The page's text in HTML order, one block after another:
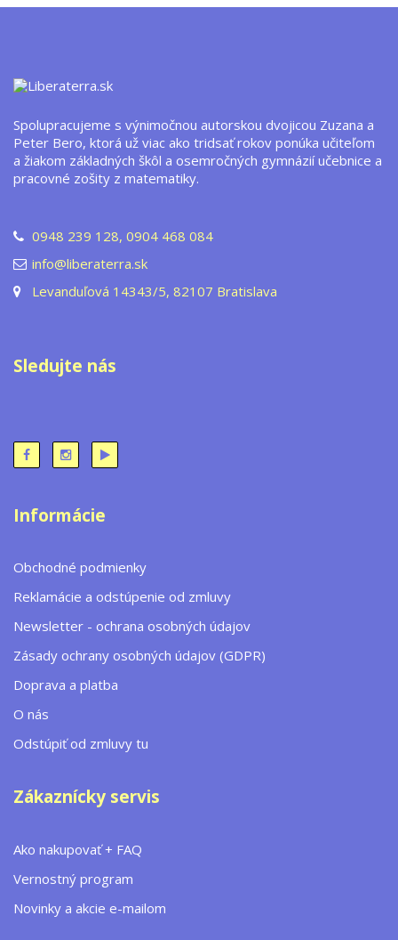
Spolupracujeme s výnimočnou autorskou dvojicou Zuzana a
Peter Bero, ktorá už viac ako tridsať rokov ponúka učiteľom
a žiakom základných škôl a osemročných gymnázií učebnice a
pracovné zošity z matematiky.
0948 239 128, 0904 468 084
info@liberaterra.sk
Levanduľová 14343/5, 82107 Bratislava
Sledujte nás
Informácie
Obchodné podmienky
Reklamácie a odstúpenie od zmluvy
Newsletter - ochrana osobných údajov
Zásady ochrany osobných údajov (GDPR)
Doprava a platba
O nás
Odstúpiť od zmluvy tu
Zákaznícky servis
Ako nakupovať + FAQ
Vernostný program
Novinky a akcie e-mailom